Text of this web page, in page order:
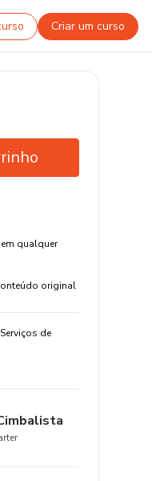
Criar um curso
qualquer
original
de